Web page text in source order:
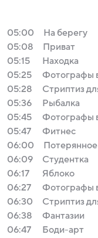
05:00
На берегу
05:08
Приват
05:15
Находка
05:25
Фотографы
05:28
Стриптиз
05:36
Рыбалка
05:45
Фотографы
05:47
Фитнес
06:00
06:09
Студентка
06:17
Яблоко
06:27
Фотографы
06:30
Стриптиз
06:38
Фантазии
06:47
Боди-арт